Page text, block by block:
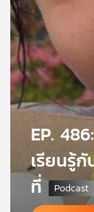
ข่าว
และ
กิจกรรม
เกี่ยว
กับ
เครือ
EP.
เรียนรู้กั
ที่